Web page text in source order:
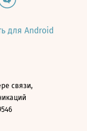
для Android
связи,